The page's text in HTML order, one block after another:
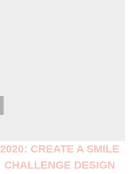
2020: CREATE A SMILE
CHALLENGE DESIGN